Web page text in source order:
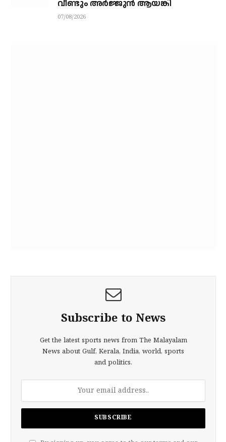
വീണ്ടും അർജ്ജുൻ ആയങ്കി
07/08/2026
Subscribe to News
Get the latest sports news from The Malayalam
News about Gulf, Kerala, India, world, sports
and politics.